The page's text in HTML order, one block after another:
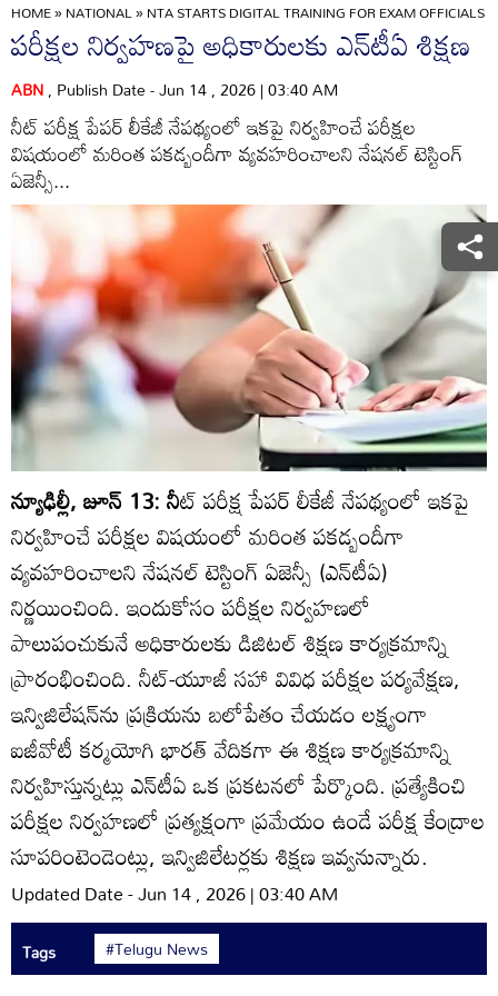
HOME»NATIONAL»NTA STARTS DIGITAL TRAINING FOR EXAM OFFICIALS
పరీక్షల నిర్వహణపై అధికారులకు ఎన్‌టీఏ శిక్షణ
ABN, Publish Date - Jun 14 , 2026 | 03:40 AM
నీట్‌ పరీక్ష పేపర్‌ లీకేజీ నేపథ్యంలో ఇకపై నిర్వహించే పరీక్షల
విషయంలో మరింత పకడ్బందీగా వ్యవహరించాలని నేషనల్‌ టెస్టింగ్‌
ఏజెన్సీ...
న్యూఢిల్లీ, జూన్‌ 13: నీట్‌ పరీక్ష పేపర్‌ లీకేజీ నేపథ్యంలో ఇకపై
నిర్వహించే పరీక్షల విషయంలో మరింత పకడ్బందీగా
వ్యవహరించాలని నేషనల్‌ టెస్టింగ్‌ ఏజెన్సీ (ఎన్‌టీఏ)
నిర్ణయించింది. ఇందుకోసం పరీక్షల నిర్వహణలో
పాలుపంచుకునే అధికారులకు డిజిటల్‌ శిక్షణ కార్యక్రమాన్ని
ప్రారంభించింది. నీట్‌-యూజీ సహా వివిధ పరీక్షల పర్యవేక్షణ,
ఇన్విజిలేషన్‌ను ప్రక్రియను బలోపేతం చేయడం లక్ష్యంగా
ఐజీవోటీ కర్మయోగి భారత్‌ వేదికగా ఈ శిక్షణ కార్యక్రమాన్ని
నిర్వహిస్తున్నట్లు ఎన్‌టీఏ ఒక ప్రకటనలో పేర్కొంది. ప్రత్యేకించి
పరీక్షల నిర్వహణలో ప్రత్యక్షంగా ప్రమేయం ఉండే పరీక్ష కేంద్రాల
సూపరింటెండెంట్లు, ఇన్విజిలేటర్లకు శిక్షణ ఇవ్వనున్నారు.
Updated Date - Jun 14 , 2026 | 03:40 AM
Tags #Telugu News